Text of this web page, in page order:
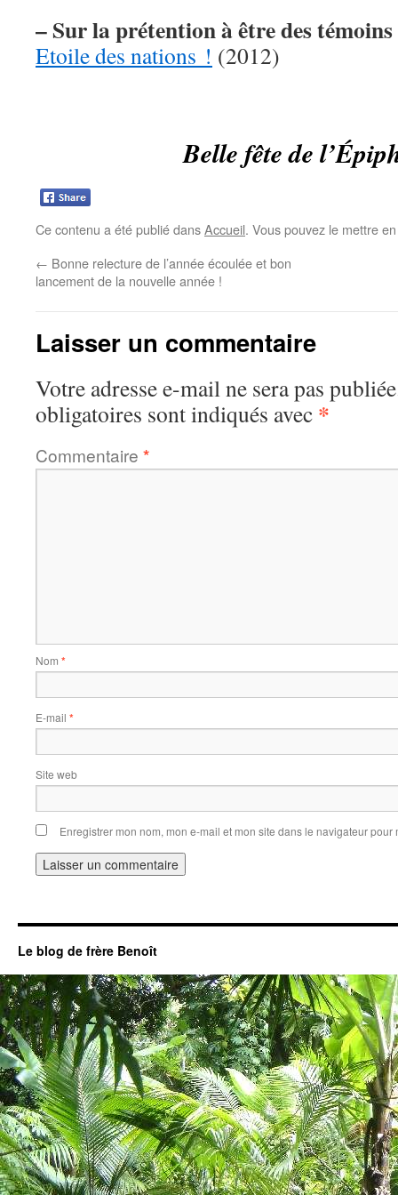
– Sur la prétention à être des
Etoile des nations ! (2012)
Belle fête de
Ce contenu a été publié dansAccueil. Vous pouvez le mettre
← Bonne relecture de l’année écoulée et bon
lancement de la nouvelle année !
Laisser un commentaire
Votre adresse e-mail ne sera pas
obligatoires sont indiqués avec *
Commentaire *
Nom *
E-mail *
Site web
Enregistrer mon nom, mon e-mail et mon site dans le navigateur
Le blog de frère Benoît